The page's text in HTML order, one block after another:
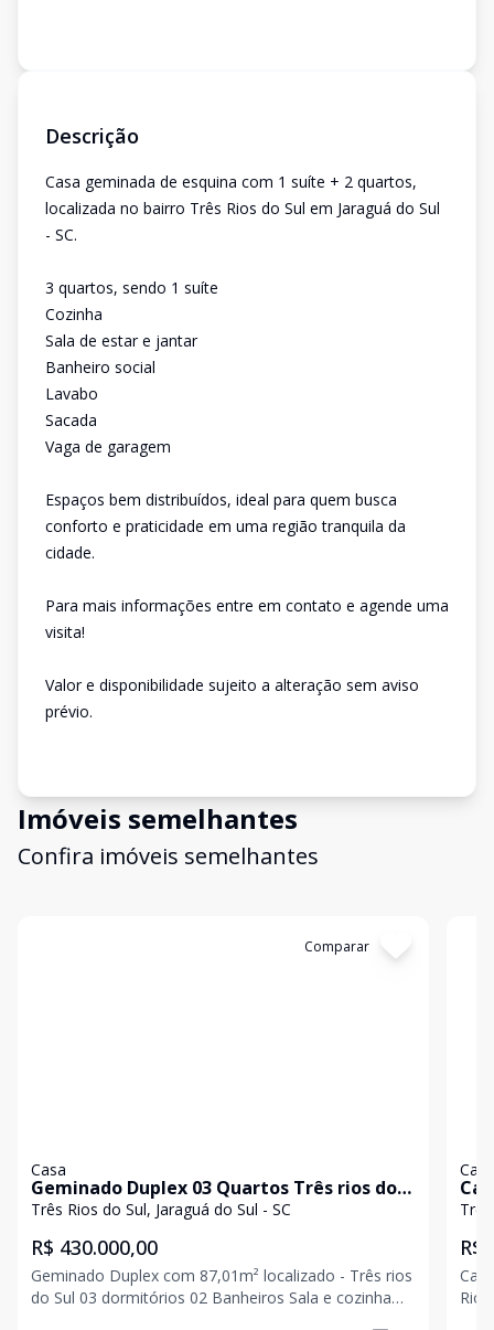
Descrição
Casa geminada de esquina com 1 suíte + 2 quartos,
localizada no bairro Três Rios do Sul em Jaraguá do Sul
- SC.
3 quartos, sendo 1 suíte
Cozinha
Sala de estar e jantar
Banheiro social
Lavabo
Sacada
Vaga de garagem
Espaços bem distribuídos, ideal para quem busca
conforto e praticidade em uma região tranquila da
cidade.
Para mais informações entre em contato e agende uma
visita!
Valor e disponibilidade sujeito a alteração sem aviso
prévio.
Imóveis semelhantes
Confira imóveis semelhantes
Comparar
Casa
Geminado Duplex 03 Quartos Três rios do
Sul Jaraguá do Sul
Três Rios do Sul, Jaraguá do Sul - SC
R$ 430.000,00
Geminado Duplex com 87,01m² localizado - Três rios
do Sul 03 dormitórios 02 Banheiros Sala e cozinha
Casa
|
R$
Rios do